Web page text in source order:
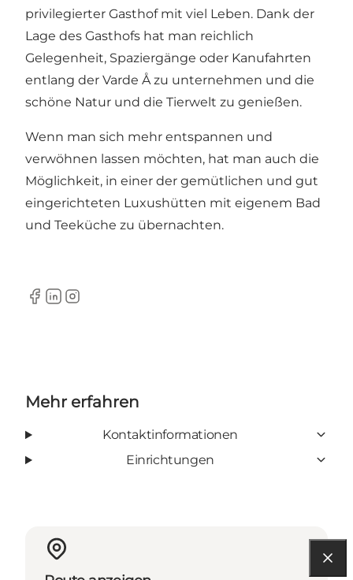
privilegierter Gasthof mit viel Leben. Dank der
Lage des Gasthofs hat man reichlich
Gelegenheit, Spaziergänge oder Kanufahrten
entlang der Varde Å zu unternehmen und die
schöne Natur und die Tierwelt zu genießen.
Wenn man sich mehr entspannen und
verwöhnen lassen möchten, hat man auch die
Möglichkeit, in einer der gemütlichen und gut
eingerichteten Luxushütten mit eigenem Bad
und Teeküche zu übernachten.
Facebook
LinkedIn
Instagram
Mehr erfahren
Kontaktinformationen
Einrichtungen